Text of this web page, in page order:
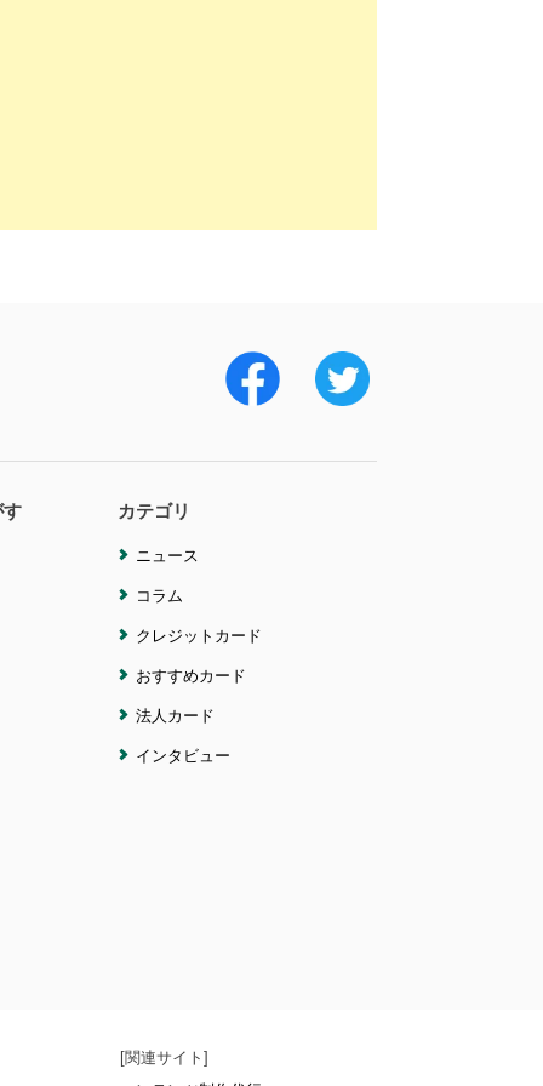
す カテゴリ
ニュース
コラム
クレジットカード
おすすめカード
法人カード
インタビュー
[関連サイト]